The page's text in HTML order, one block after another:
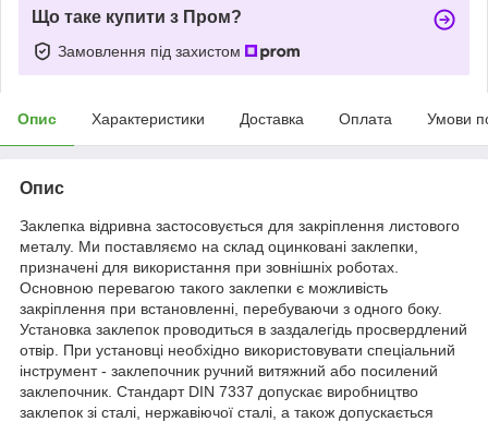
Що таке купити з Пром?
Замовлення під захистом
Опис Характеристики Доставка Оплата Умови
Опис
Заклепка відривна застосовується для закріплення листового
металу. Ми поставляємо на склад оцинковані заклепки,
призначені для використання при зовнішніх роботах.
Основною перевагою такого заклепки є можливість
закріплення при встановленні, перебуваючи з одного боку.
Установка заклепок проводиться в заздалегідь просвердлений
отвір. При установці необхідно використовувати спеціальний
інструмент - заклепочник ручний витяжний або посилений
заклепочник. Стандарт DIN 7337 допускає виробництво
заклепок зі сталі, нержавіючої сталі, а також допускається